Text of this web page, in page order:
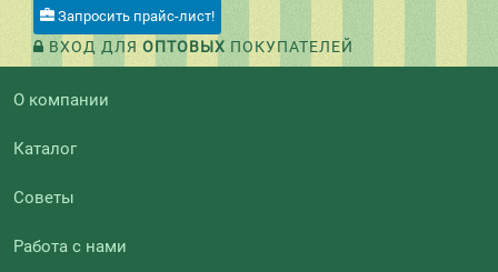
Запросить прайс-лист!
ВХОД ДЛЯ ОПТОВЫХ ПОКУПАТЕЛЕЙ
О компании
Каталог
Советы
Работа с нами